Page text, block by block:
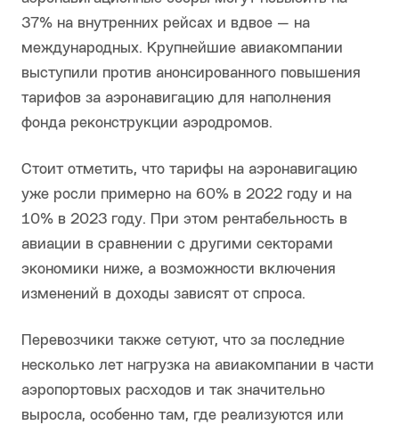
37% на внутренних рейсах и вдвое — на
международных. Крупнейшие авиакомпании
выступили против анонсированного повышения
тарифов за аэронавигацию для наполнения
фонда реконструкции аэродромов.
Стоит отметить, что тарифы на аэронавигацию
уже росли примерно на 60% в 2022 году и на
10% в 2023 году. При этом рентабельность в
авиации в сравнении с другими секторами
экономики ниже, а возможности включения
изменений в доходы зависят от спроса.
Перевозчики также сетуют, что за последние
несколько лет нагрузка на авиакомпании в части
аэропортовых расходов и так значительно
выросла, особенно там, где реализуются или